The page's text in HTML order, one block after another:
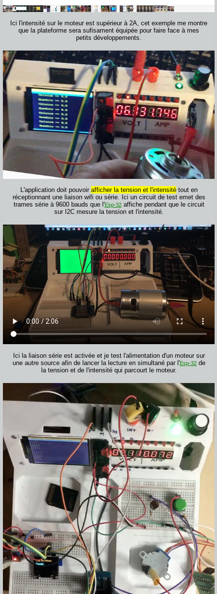
Ici l'intensité sur le moteur est supérieur à 2A, cet exemple me montre
que la plateforme sera sufisament équipée pour faire face à mes
petits développements.
L'application doit pouvoir afficher la tension et l'intensitétout en
réceptionnant une liaison wifi ou série. Ici un circuit de test emet des
trames série à 9600 bauds que l'Esp-32affiche pendant que le circuit
sur I2C mesure la tension et l'intensité.
Ici la liaison série est activée et je test l'alimentation d'un moteur sur
une autre source afin de lancer la lecture en simultané par l'Esp-32de
la tension et de l'intensité qui parcourt le moteur.